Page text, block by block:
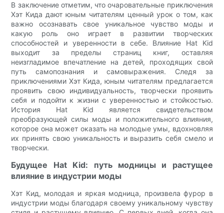
В заключение отметим, что очаровательные приключения
Хэт Кида дают юным читателям ценный урок о том, как
важно осознавать свое уникальное чувство моды и
какую роль оно играет в развитии творческих
способностей и уверенности в себе. Влияние Hat Kid
выходит за пределы страниц книг, оставляя
неизгладимое впечатление на детей, проходящих свой
путь самопознания и самовыражения. Следя за
приключениями Хэт Кида, юным читателям предлагается
проявить свою индивидуальность, творчески проявить
себя и подойти к жизни с уверенностью и стойкостью.
История Hat Kid является свидетельством
преобразующей силы моды и положительного влияния,
которое она может оказать на молодые умы, вдохновляя
их принять свою уникальность и выразить себя смело и
творчески.
Будущее Hat Kid: путь модницы и растущее
влияние в индустрии моды
Хэт Кид, молодая и яркая модница, произвела фурор в
индустрии моды благодаря своему уникальному чувству